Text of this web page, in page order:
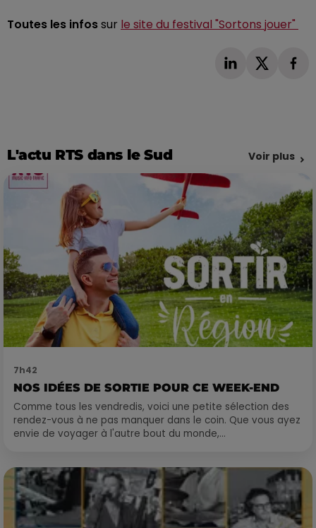
Toutes les infossur le site du festival "Sortons jouer"
L'actu RTS dans le Sud Voir plus
7h42
NOS IDÉES DE SORTIE POUR CE WEEK-END
Comme tous les vendredis, voici une petite sélection des
rendez-vous à ne pas manquer dans le coin. Que vous ayez
envie de voyager à l'autre bout du monde,...